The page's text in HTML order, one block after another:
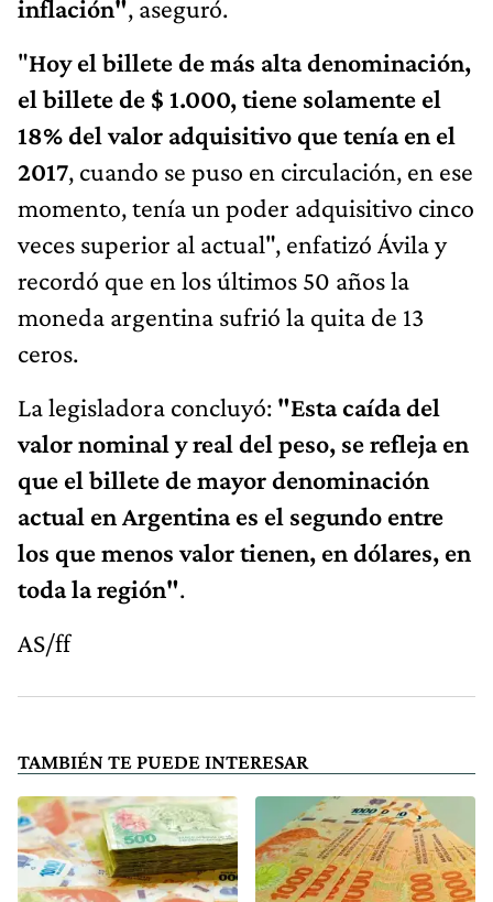
inflación", aseguró.
"Hoy el billete de más alta denominación,
el billete de $ 1.000, tiene solamente el
18% del valor adquisitivo que tenía en el
2017, cuando se puso en circulación, en ese
momento, tenía un poder adquisitivo cinco
veces superior al actual", enfatizó Ávila y
recordó que en los últimos 50 años la
moneda argentina sufrió la quita de 13
ceros.
La legisladora concluyó: "Esta caída del
valor nominal y real del peso, se refleja en
que el billete de mayor denominación
actual en Argentina es el segundo entre
los que menos valor tienen, en dólares, en
toda la región".
AS/ff
TAMBIÉN TE PUEDE INTERESAR